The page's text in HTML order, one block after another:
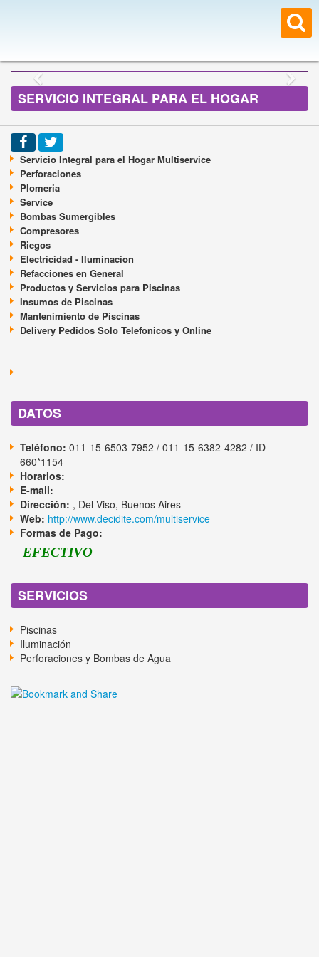
SERVICIO INTEGRAL PARA EL HOGAR
Servicio Integral para el Hogar Multiservice
Perforaciones
Plomeria
Service
Bombas Sumergibles
Compresores
Riegos
Electricidad - Iluminacion
Refacciones en General
Productos y Servicios para Piscinas
Insumos de Piscinas
Mantenimiento de Piscinas
Delivery Pedidos Solo Telefonicos y Online
DATOS
Teléfono: 011-15-6503-7952 / 011-15-6382-4282 / ID
660*1154
Horarios:
E-mail:
Dirección: , Del Viso, Buenos Aires
Web: http://www.decidite.com/multiservice
Formas de Pago:
EFECTIVO
SERVICIOS
Piscinas
Iluminación
Perforaciones y Bombas de Agua